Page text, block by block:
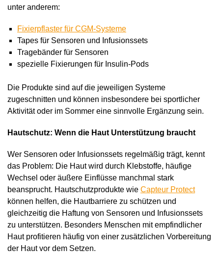
unter anderem:
Fixierpflaster für CGM-Systeme
Tapes für Sensoren und Infusionssets
Tragebänder für Sensoren
spezielle Fixierungen für Insulin-Pods
Die Produkte sind auf die jeweiligen Systeme
zugeschnitten und können insbesondere bei sportlicher
Aktivität oder im Sommer eine sinnvolle Ergänzung sein.
Hautschutz: Wenn die Haut Unterstützung braucht
Wer Sensoren oder Infusionssets regelmäßig trägt, kennt
das Problem: Die Haut wird durch Klebstoffe, häufige
Wechsel oder äußere Einflüsse manchmal stark
beansprucht. Hautschutzprodukte wie Capteur Protect
können helfen, die Hautbarriere zu schützen und
gleichzeitig die Haftung von Sensoren und Infusionssets
zu unterstützen. Besonders Menschen mit empfindlicher
Haut profitieren häufig von einer zusätzlichen Vorbereitung
der Haut vor dem Setzen.